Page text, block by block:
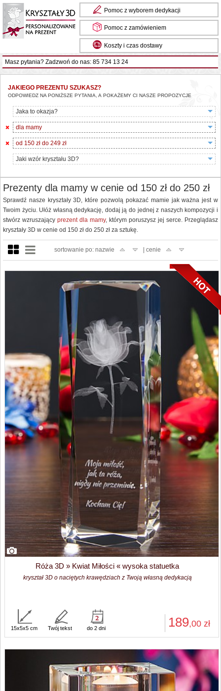
Pomoc z wyborem dedykacji
Pomoc z zamówieniem
Koszty i czas dostawy
Masz pytania? Zadzwoń do nas: 85 734 13 24
JAKIEGO PREZENTU SZUKASZ?
ODPOWIEDZ NA PONIŻSZE PYTANIA, A POKAŻEMY CI NASZE PROPOZYCJE
Jaka to okazja?
dla mamy
od 150 zł do 249 zł
Jaki wzór kryształu 3D?
Prezenty dla mamy w cenie od 150 zł do 250 zł
Sprawdź nasze kryształy 3D, które pozwolą pokazać mamie jak ważna jest w
Twoim życiu. Ułóż własną dedykację, dodaj ją do jednej z naszych kompozycji i
stwórz wzruszający prezent dla mamy, którym poruszysz jej serce. Przeglądasz
kryształy 3D w cenie od 150 zł do 250 zł za sztukę.
sortowanie po: nazwie | cenie
Róża 3D » Kwiat Miłości « wysoka statuetka
kryształ 3D o naciętych krawędziach z Twoją własną dedykacją
189,00 zł
15x5x5 cm Twój tekst do 2 dni